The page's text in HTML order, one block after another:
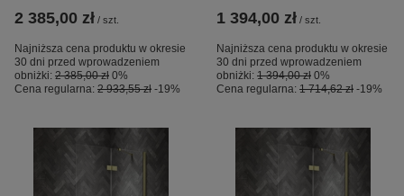
2 385,00 zł / szt.
Najniższa cena produktu w okresie
30 dni przed wprowadzeniem
obniżki: 2 385,00 zł 0%
Cena regularna: 2 933,55 zł -19%
1 394,00 zł / szt.
Najniższa cena produktu w okresie
30 dni przed wprowadzeniem
obniżki: 1 394,00 zł 0%
Cena regularna: 1 714,62 zł -19%